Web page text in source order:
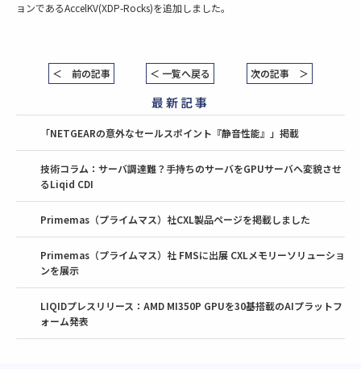
ョンであるAccelKV(XDP-Rocks)を追加しました。
＜ 前の記事 ＜ 一覧へ戻る 次の記事 ＞
最新記事
「NETGEARの意外なセールスポイント『静音性能』」掲載
技術コラム：サーバ調達難？手持ちのサーバをGPUサーバへ変貌させ
るLiqid CDI
Primemas（プライムマス）社CXL製品ページを掲載しました
Primemas（プライムマス）社 FMSに出展 CXLメモリーソリューショ
ンを展示
LIQIDプレスリリース：AMD MI350P GPUを30基搭載のAIプラットフ
ォーム発表